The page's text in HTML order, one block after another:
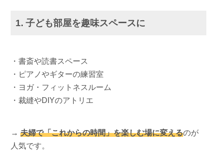
1. 子ども部屋を趣味スペースに
・書斎や読書スペース
・ピアノやギターの練習室
・ヨガ・フィットネスルーム
・裁縫やDIYのアトリエ
→夫婦で「これからの時間」を楽しむ場に変えるのが
人気です。